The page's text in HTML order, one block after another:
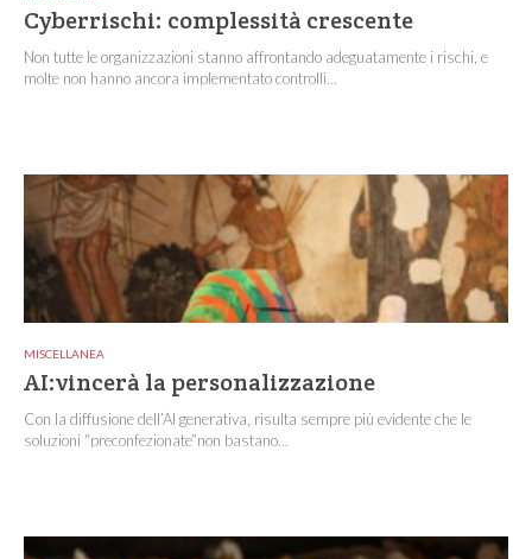
Cyberrischi: complessità crescente
Non tutte le organizzazioni stanno affrontando adeguatamente i rischi, e
molte non hanno ancora implementato controlli...
MISCELLANEA
AI:vincerà la personalizzazione
Con la diffusione dell’AI generativa, risulta sempre più evidente che le
soluzioni “preconfezionate”non bastano...